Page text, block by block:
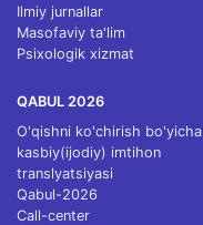
Ilmiy jurnallar
Masofaviy ta'lim
Psixologik xizmat
QABUL 2026
O'qishni ko'chirish bo'yicha
kasbiy(ijodiy) imtihon
translyatsiyasi
Qabul-2026
Call-center